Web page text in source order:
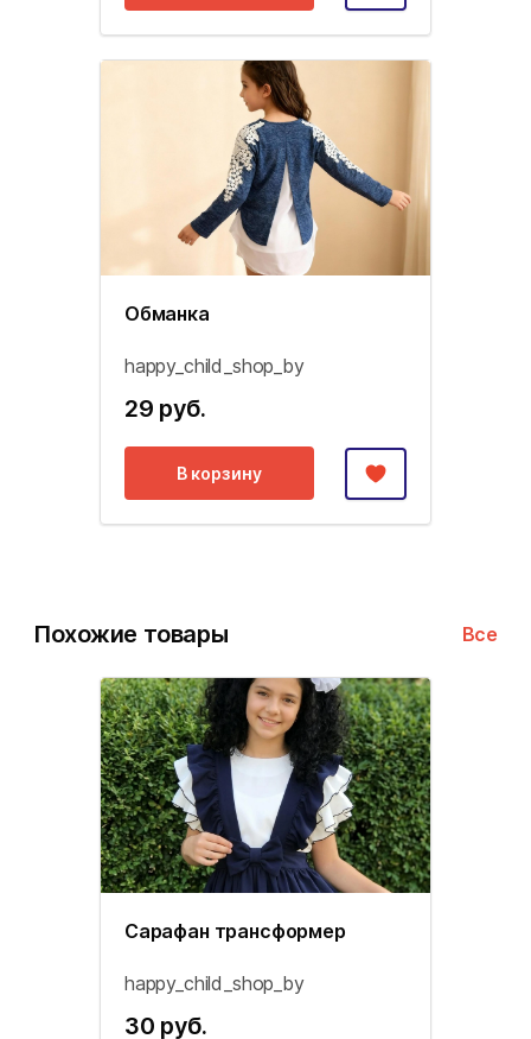
Обманка
happy_child_shop_by
29 руб.
В корзину
Похожие товары Все
Сарафан трансформер
happy_child_shop_by
30 руб.